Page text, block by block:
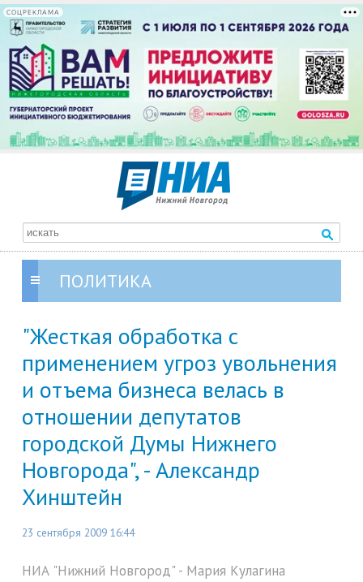
СОЦРЕКЛАМА
ПОЛИТИКА
"Жесткая обработка с
применением угроз увольнения
и отъема бизнеса велась в
отношении депутатов
городской Думы Нижнего
Новгорода", - Александр
Хинштейн
23 сентября 2009 16:44
НИА "Нижний Новгород" - Мария Кулагина